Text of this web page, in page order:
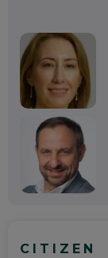
CITIZEN